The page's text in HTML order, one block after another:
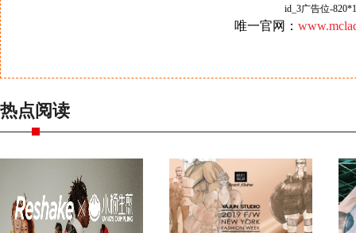
id_3广告位-
唯一官网：
热点阅读